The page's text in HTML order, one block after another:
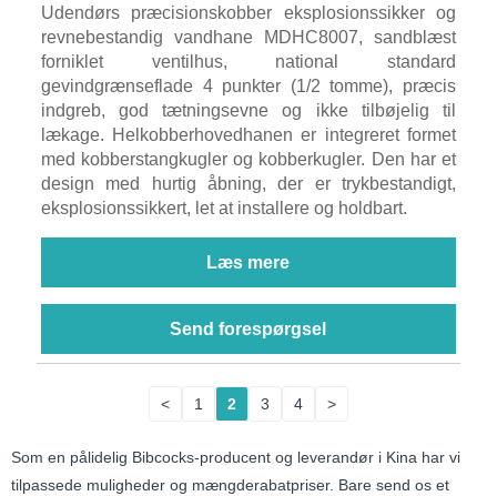
Udendørs præcisionskobber eksplosionssikker og
revnebestandig vandhane MDHC8007, sandblæst
forniklet ventilhus, national standard
gevindgrænseflade 4 punkter (1/2 tomme), præcis
indgreb, god tætningsevne og ikke tilbøjelig til
lækage. Helkobberhovedhanen er integreret formet
med kobberstangkugler og kobberkugler. Den har et
design med hurtig åbning, der er trykbestandigt,
eksplosionssikkert, let at installere og holdbart.
Læs mere
Send forespørgsel
< 1 2 3 4 >
Som en pålidelig Bibcocks-producent og leverandør i Kina har vi
tilpassede muligheder og mængderabatpriser. Bare send os et